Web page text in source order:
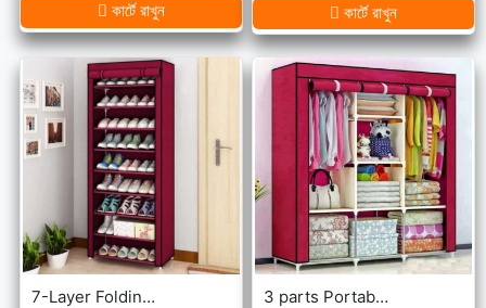
কার্টে রাখুন
কার্টে রাখুন
7-Layer Folding Cloth Shoe Rack 3 parts Portable Wardrobe cloth storage